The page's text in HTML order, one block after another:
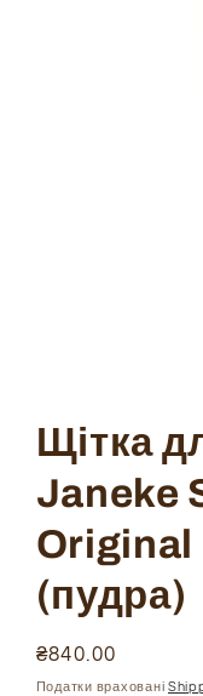
in
Щітка
Janeke
Original
(пудра)
Ціна
звичайна
₴840.00
Податки враховані